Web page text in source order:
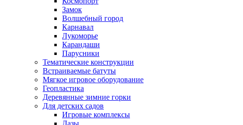
Замок
Волшебный город
Карнавал
Лукоморье
Карандаши
Парусники
Тематические конструкции
Встраиваемые батуты
Мягкое игровое оборудование
Геопластика
Деревянные зимние горки
Для детских садов
Игровые комплексы
Лазы